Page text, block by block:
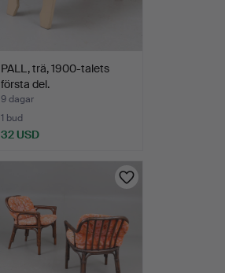
PALL, trä, 1900-talets
första del.
9 dagar
1 bud
32 USD